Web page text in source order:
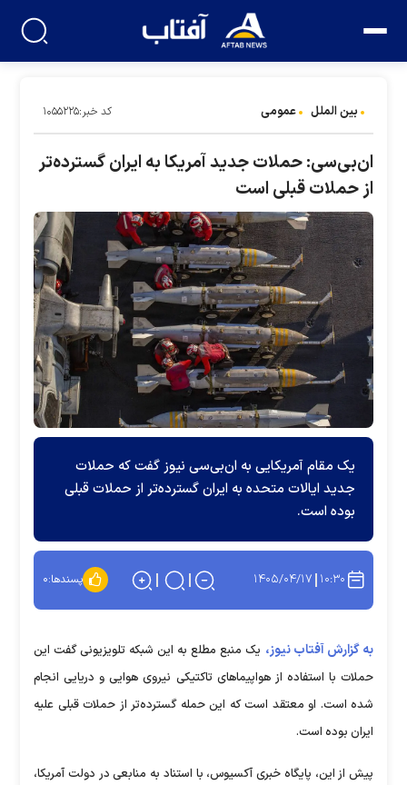
بین الملل عمومی کد خبر:۱۰۵۵۲۲۵
ان‌بی‌سی: حملات جدید آمریکا به ایران گسترده‌تر
از حملات قبلی است
یک مقام آمریکایی به ان‌بی‌سی نیوز گفت که حملات
جدید ایالات متحده به ایران گسترده‌تر از حملات قبلی
بوده است.
۱۰:۳۰ ۱۴۰۵/۰۴/۱۷ پسندها:۰
به گزارش آفتاب نیوز، یک منبع مطلع به این شبکه تلویزیونی گفت این
حملات با استفاده از هواپیماهای تاکتیکی نیروی هوایی و دریایی انجام
شده است. او معتقد است که این حمله گسترده‌تر از حملات قبلی علیه
ایران بوده است.
پیش از این، پایگاه خبری آکسیوس، با استناد به منابعی در دولت آمریکا،